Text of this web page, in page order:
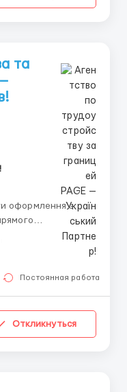
та
оформлення з
Постоянная работа
Откликнуться